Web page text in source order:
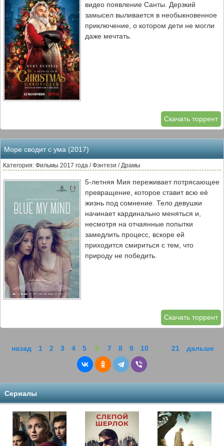
видео появление Санты. Дерзкий
замысел выливается в необыкновенное
приключение, о котором дети не могли
даже мечтать.
Скачать торрент
Море сводит с ума (2017)
Категория: Фильмы 2017 года / Фэнтези / Драмы
5-летняя Мия переживает потрясающее
превращение, которое ставит всю её
жизнь под сомнение. Тело девушки
начинает кардинально меняться и,
несмотря на отчаянные попытки
замедлить процесс, вскоре ей
приходится смириться с тем, что
природу не победить.
Скачать торрент
назад 1 2 3 4 5 6 7 8 9 10 ... 21 дальше
Сериалы